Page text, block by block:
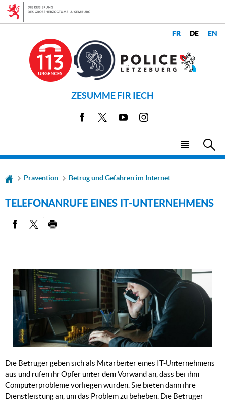
Zur
Navigation
Zum
Inhalt
ZESUMME FIR IECH
Facebook YoutubeInstagram
Haupt-
WECHSELN
Prävention Betrug und Gefahren im Internet
TELEFONANRUFE EINES IT-UNTERNEHMENS
Die Betrüger geben sich als Mitarbeiter eines IT-Unternehmens
aus und rufen ihr Opfer unter dem Vorwand an, dass bei ihm
Computerprobleme vorliegen würden. Sie bieten dann ihre
Dienstleistung an, um das Problem zu beheben. Die Betrüger